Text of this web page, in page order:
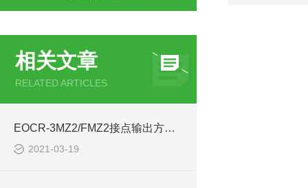
相关文章
RELATED ARTICLES
EOCR-3MZ2/FMZ2接点输出方式如何选择
2021-03-19